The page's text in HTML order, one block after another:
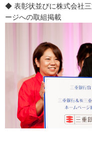
◆ 表彰状並びに株式会社
ージへの取組掲載